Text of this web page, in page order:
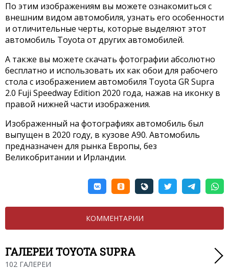
По этим изображениям вы можете ознакомиться с
внешним видом автомобиля, узнать его особенности
и отличительные черты, которые выделяют этот
автомобиль Toyota от других автомобилей.
А также вы можете скачать фотографии абсолютно
бесплатно и использовать их как обои для рабочего
стола с изображением автомобиля Toyota GR Supra
2.0 Fuji Speedway Edition 2020 года, нажав на иконку в
правой нижней части изображения.
Изображенный на фотографиях автомобиль был
выпущен в 2020 году, в кузове A90. Автомобиль
предназначен для рынка Европы, без
Великобритании и Ирландии.
КОММЕНТАРИИ
ГАЛЕРЕИ TOYOTA SUPRA
102 ГАЛЕРЕИ